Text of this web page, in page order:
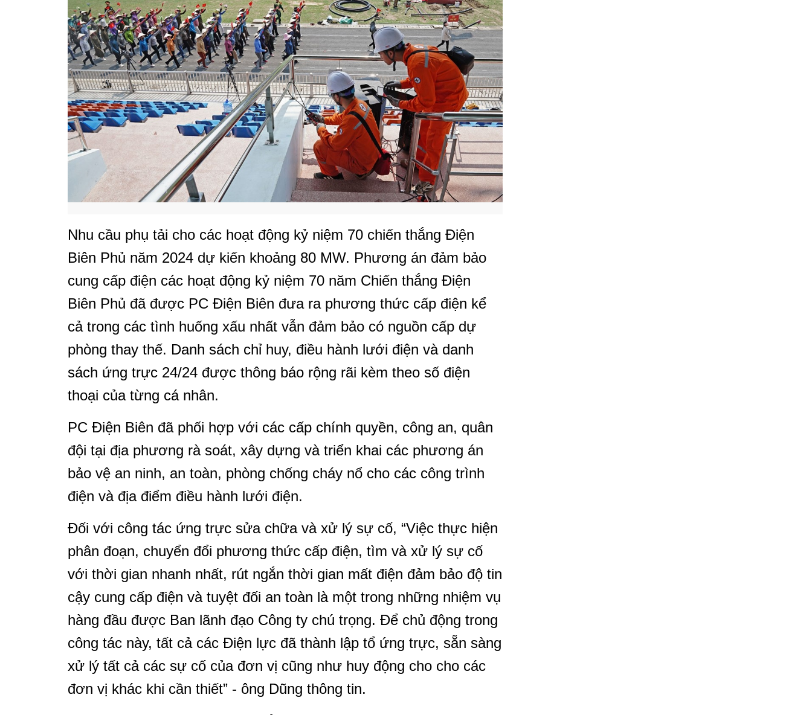
Nhu cầu phụ tải cho các hoạt động kỷ niệm 70 chiến thắng Điện
Biên Phủ năm 2024 dự kiến khoảng 80 MW. Phương án đảm bảo
cung cấp điện các hoạt động kỷ niệm 70 năm Chiến thắng Điện
Biên Phủ đã được PC Điện Biên đưa ra phương thức cấp điện kể
cả trong các tình huống xấu nhất vẫn đảm bảo có nguồn cấp dự
phòng thay thế. Danh sách chỉ huy, điều hành lưới điện và danh
sách ứng trực 24/24 được thông báo rộng rãi kèm theo số điện
thoại của từng cá nhân.
PC Điện Biên đã phối hợp với các cấp chính quyền, công an, quân
đội tại địa phương rà soát, xây dựng và triển khai các phương án
bảo vệ an ninh, an toàn, phòng chống cháy nổ cho các công trình
điện và địa điểm điều hành lưới điện.
Đối với công tác ứng trực sửa chữa và xử lý sự cố, “Việc thực hiện
phân đoạn, chuyển đổi phương thức cấp điện, tìm và xử lý sự cố
với thời gian nhanh nhất, rút ngắn thời gian mất điện đảm bảo độ tin
cậy cung cấp điện và tuyệt đối an toàn là một trong những nhiệm vụ
hàng đầu được Ban lãnh đạo Công ty chú trọng. Để chủ động trong
công tác này, tất cả các Điện lực đã thành lập tổ ứng trực, sẵn sàng
xử lý tất cả các sự cố của đơn vị cũng như huy động cho cho các
đơn vị khác khi cần thiết” - ông Dũng thông tin.